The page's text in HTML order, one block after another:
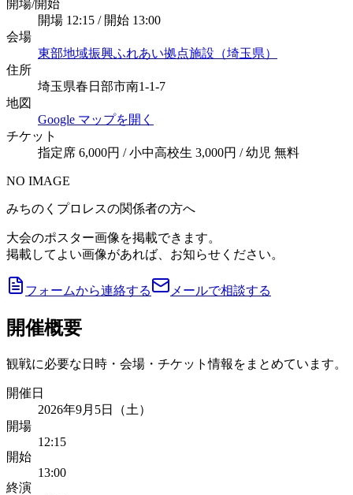
開場/開始
開場 12:15 / 開始 13:00
会場
東部地域振興ふれあい拠点施設（埼玉県）
住所
埼玉県春日部市南1-1-7
地図
Google マップを開く
チケット
指定席 6,000円 / 小中高校生 3,000円 / 幼児 無料
NO IMAGE
みちのくプロレスの関係者の方へ
大会のポスター画像を掲載できます。
掲載してよい画像があれば、お知らせください。
フォームから連絡する メールで相談する
開催概要
観戦に必要な日時・会場・チケット情報をまとめています。
開催日
2026年9月5日（土）
開場
12:15
開始
13:00
終演